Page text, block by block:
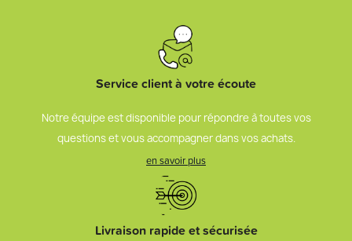
Service client à votre écoute
Notre équipe est disponible pour répondre à toutes vos
questions et vous accompagner dans vos achats.
en savoir plus
Livraison rapide et sécurisée